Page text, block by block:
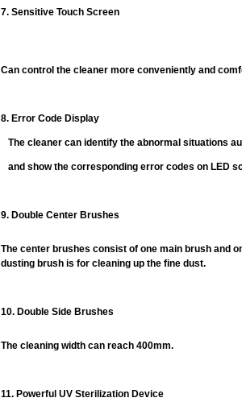
7. Sensitive Touch Screen
Can control the cleaner more conveniently and
8. Error Code Display
The cleaner can identify the abnormal
and show the corresponding error codes on LED
9. Double Center Brushes
The center brushes consist of one main brush and
dusting brush is for cleaning up the fine dust.
10. Double Side Brushes
The cleaning width can reach 400mm.
11. Powerful UV Sterilization Device